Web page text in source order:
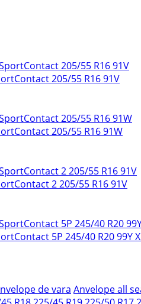
205/55 R16 91V
205/55 R16 91W
2 205/55 R16 91V
5P 245/40 R20 99Y
de vara Anvelope all